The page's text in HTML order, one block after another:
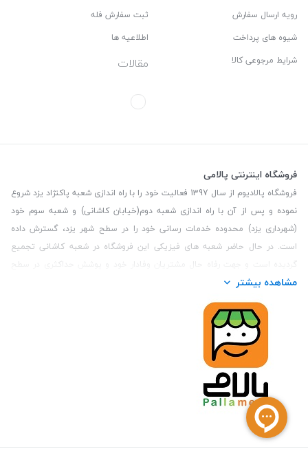
رویه ارسال سفارش
شیوه های پرداخت
شرایط مرجوعی کالا
ثبت سفارش فله
اطلاعیه ها
مقالات
فروشگاه اینترنتی پالامی
فروشگاه پالادیوم از سال 1397 فعالیت خود را با راه اندازی شعبه پاکنژاد یزد شروع
نموده و پس از آن با راه اندازی شعبه دوم(خیابان کاشانی) و شعبه سوم خود
(شهرداری یزد) محدوده خدمات رسانی خود را در سطح شهر یزد، گسترش داده
است. در حال حاضر شعبه های فیزیکی این فروشگاه در شعبه کاشانی تجمیع
گردیده است و جهت رفاه حال مشتریان وفادار خود و پوشش حداکثری در سطح
استان یزد و همچنین مشتریان سطح کشور، فروشگاه اینترنتی پالامی را راه اندازی
نموده است. هدف فروشگاه اینترنتی پالامی فراهم نمودن یک خرید اینترنتی
مطمئن، با کالاهای متنوع، باکیفیت و دارای قیمت مناسب می باشد که مشتری
بتواند در مدت زمان کوتاه کالاهای خود را سفارش داده و در زمان مورد نظر خود
تحویل بگیرد و در صورت وجود عدم تطابق سفارش و کالای تحویل شده ضمانت
بازگشت کالا هم داشته باشد. سابقه درخشان در فروش حضوری و جذب مشتریان و
انعقاد قرارداد با ارگان های دولتی و خصوصی از افتخارات این مجموعه می باشد.
یکی از مهم‌ترین دغدغه‌های کاربران خرید اینترنتی، این است که کالای خریداری
شده در زمان مورد نظر آنها بدستشان برسد، لذا فروشگاه اینترنتی پالامی این
قابلیت را دارد تا علاوه بر روش تعیین روز و ساعت تحویل سفارش به مشتری،
مشاهده بیشتر